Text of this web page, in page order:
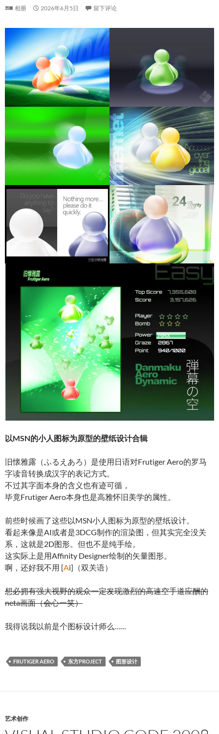
相册 2026年6月5日 留下评论
以MSN的小人图标为原型的壁纸设计合辑
旧懐雅露（ふるえあろ）是使用日语对Frutiger Aero的罗马
字读音转换成汉字的表记方式。
不过其字面本身的含义也有迹可循，
毕竟Frutiger Aero本身也是高雅怀旧美学的属性。
前些时候画了这些以MSN小人图标为原型的壁纸设计。
看起来像是AI或者是3DCG制作的渲染图，但其实完全没关
系，这就是2D图形。但也不是纯手绘。
这实际上是用Affinity Designer绘制的矢量图形。
啊，还好我不用 [Ai]（双关语）
想必拥有强大视野的观众一定发现激烈的高速空手道应酬的
neta画面（会心一笑）
我得说我以前是个图标设计师么……
FRUTIGER AERO 东方PROJECT 图形设计
艺术创作